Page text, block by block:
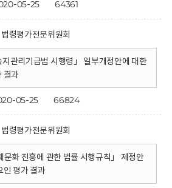
05-25 64361
법령평가전문위원회
지관리기금법 시행령」 일부개정안에 대한
결과
05-25 66824
법령평가전문위원회
문화 진흥에 관한 법률 시행규칙」 제정안
인 평가 결과